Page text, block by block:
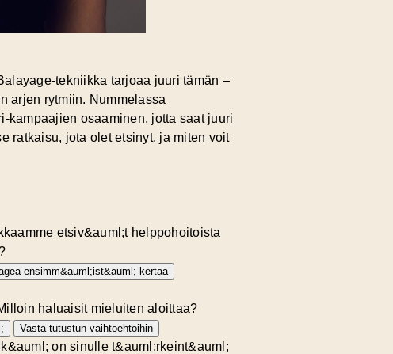
tekniikka tarjoaa juuri tämän –
arjen rytmiin. Nummelassa
kampaajien osaaminen, jotta saat juuri
ratkaisu, jota olet etsinyt, ja miten voit
etsiv&auml;t helppohoitoista
ensimm&auml;ist&auml; kertaa
haluaisit mieluiten aloittaa?
Vasta tutustun vaihtoehtoihin
on sinulle t&auml;rkeint&auml;